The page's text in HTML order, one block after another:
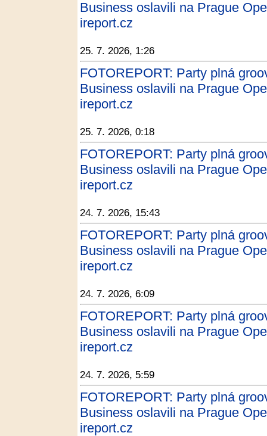
Business oslavili na Prague
ireport.cz
25. 7. 2026, 1:26
FOTOREPORT: Party plná
Business oslavili na Prague
ireport.cz
25. 7. 2026, 0:18
FOTOREPORT: Party plná
Business oslavili na Prague
ireport.cz
24. 7. 2026, 15:43
FOTOREPORT: Party plná
Business oslavili na Prague
ireport.cz
24. 7. 2026, 6:09
FOTOREPORT: Party plná
Business oslavili na Prague
ireport.cz
24. 7. 2026, 5:59
FOTOREPORT: Party plná
Business oslavili na Prague
ireport.cz